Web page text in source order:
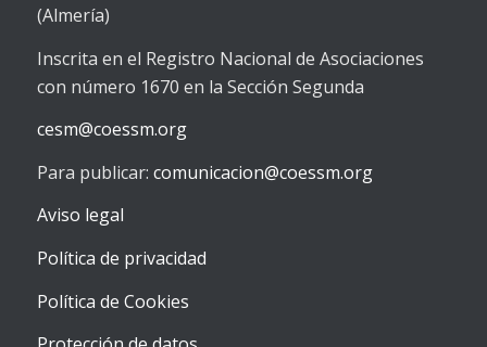
(Almería)
Inscrita en el Registro Nacional de Asociaciones
con número 1670 en la Sección Segunda
cesm@coessm.org
Para publicar: comunicacion@coessm.org
Aviso legal
Política de privacidad
Política de Cookies